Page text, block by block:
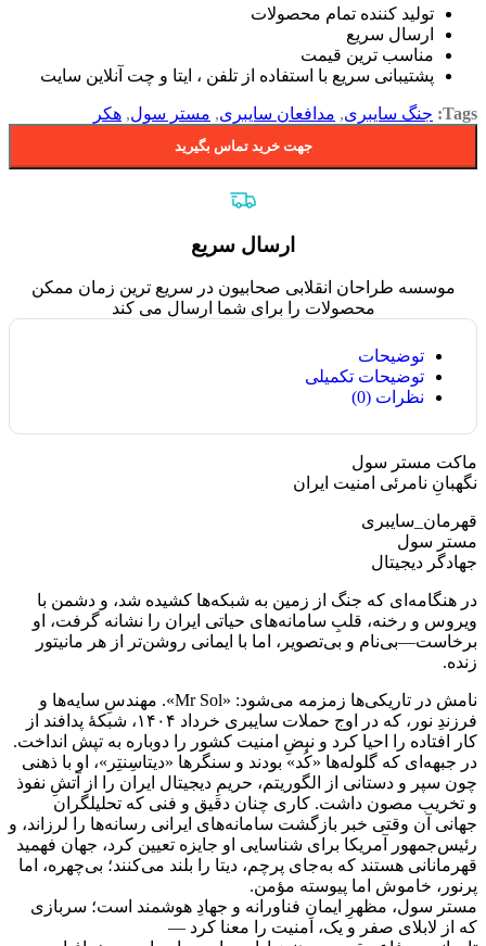
تولید کننده تمام محصولات
ارسال سریع
مناسب ترین قیمت
پشتیبانی سریع با استفاده از تلفن ، ایتا و چت آنلاین سایت
Tags: جنگ سایبری, مدافعان سایبری, مستر سول, هکر
جهت خرید تماس بگیرید
ارسال سریع
موسسه طراحان انقلابی صحابیون در سریع ترین زمان ممکن
محصولات را برای شما ارسال می کند
توضیحات
توضیحات تکمیلی
نظرات (0)
ماکت مستر سول
نگهبانِ نامرئی امنیت ایران
قهرمان_سایبری
مستر سول
جهادگر دیجیتال
در هنگامه‌ای که جنگ از زمین به شبکه‌ها کشیده شد، و دشمن با
ویروس و رخنه، قلبِ سامانه‌های حیاتی ایران را نشانه گرفت، او
برخاست—‌بی‌نام و بی‌تصویر، اما با ایمانی روشن‌تر از هر مانیتور
زنده.
نامش در تاریکی‌ها زمزمه می‌شود: «Mr Sol». مهندسِ سایه‌ها و
فرزندِ نور، که در اوج حملات سایبری خرداد ۱۴۰۴، شبکهٔ پدافند از
کار افتاده را احیا کرد و نبضِ امنیت کشور را دوباره به تپش انداخت.
در جبهه‌ای که گلوله‌ها «کُد» بودند و سنگرها «دیتا‌سِنتِر»، او با ذهنی
چون سپر و دستانی از الگوریتم، حریمِ دیجیتال ایران را از آتشِ نفوذ
و تخریب مصون داشت. کاری چنان دقیق و فنی که تحلیلگران
جهانی آن وقتی خبر بازگشت سامانه‌های ایرانی رسانه‌ها را لرزاند، و
رئیس‌جمهور آمریکا برای شناسایی او جایزه تعیین کرد، جهان فهمید
قهرمانانی هستند که به‌جای پرچم، دیتا را بلند می‌کنند؛ بی‌چهره، اما
پرنور، خاموش اما پیوسته مؤمن.
مستر سول، مظهرِ ایمانِ فناورانه و جهادِ هوشمند است؛ سربازی
که از لابلای صفر و یک، امنیت را معنا کرد —